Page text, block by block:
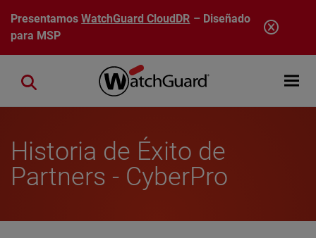
Pasar al contenido principal
PresentamosWatchGuard CloudDR – Diseñado
para MSP
Open
Close search
Historia de Éxito de
Partners - CyberPro